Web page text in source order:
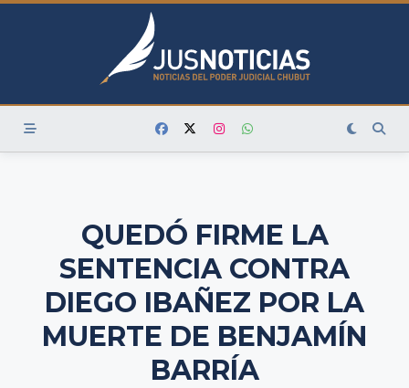
Skip
QUEDÓ FIRME LA
SENTENCIA CONTRA
DIEGO IBAÑEZ POR LA
MUERTE DE BENJAMÍN
BARRÍA